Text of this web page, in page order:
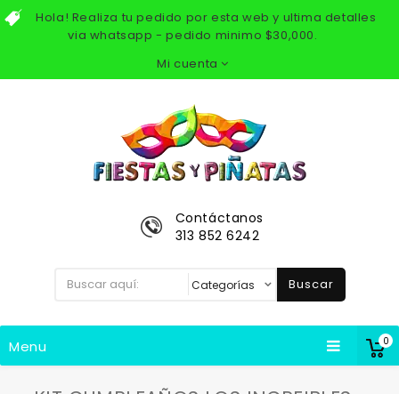
Hola! Realiza tu pedido por esta web y ultima detalles
via whatsapp - pedido minimo $30,000.
Mi cuenta
0
Contáctanos
313 852 6242
Buscar
Menu